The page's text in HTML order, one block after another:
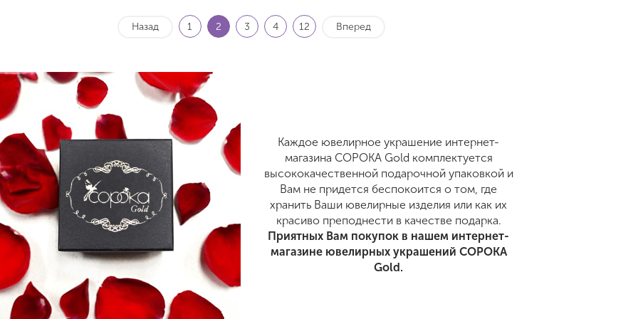
Назад 1 2 3 4 12 Вперед
Каждое ювелирное украшение интернет-
магазина СОРОКА Gold комплектуется
высококачественной подарочной упаковкой и
Вам не придется беспокоится о том, где
хранить Ваши ювелирные изделия или как их
красиво преподнести в качестве подарка.
Приятных Вам покупок в нашем интернет-
магазине ювелирных украшений СОРОКА
Gold.